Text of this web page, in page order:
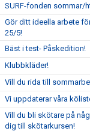
SURF-fonden sommar/
Gör ditt ideella arbete
25/5!
Bäst i test- Påskedition!
Klubbkläder!
Vill du rida till
Vi uppdaterar våra
Vill du bli skötare på
dig till skötarkursen!